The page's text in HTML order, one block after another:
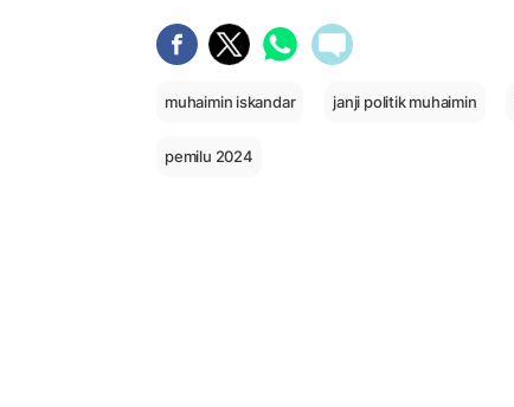
muhaimin iskandar janji politik muhaimin
pemilu 2024